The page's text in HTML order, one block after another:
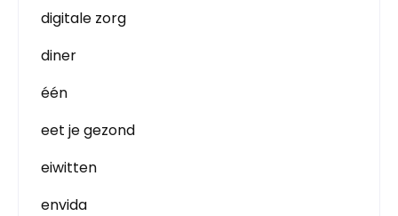
digitale zorg
diner
één
eet je gezond
eiwitten
envida